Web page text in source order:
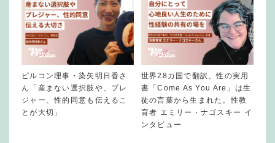
ピルコン理事・染矢明日香さ
ん「産まない選択肢や、プレ
ジャー、性的同意も伝えるこ
とが大切」
世界28カ国で翻訳、性の実用
書「Come As You Are」は生
徒の言葉から生まれた。性教
育者 エミリー・ナゴスキー イ
ンタビュー